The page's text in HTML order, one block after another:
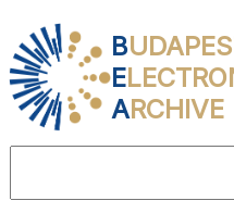
B
E
ARCHIVE